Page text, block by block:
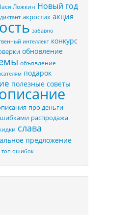
Ложкин Новый год
акростих акция
забавно
интеллект конкурс
обновление
объявление
подарок
полезные советы
про деньги
распродажа
слава
предложение
топ ошибок